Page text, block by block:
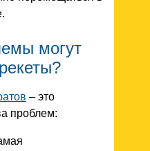
могут
– это
проблем: